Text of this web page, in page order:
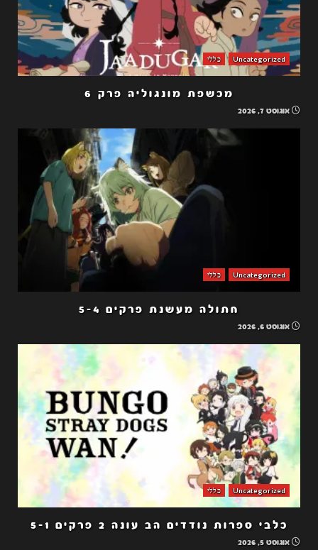
Uncategorized כללי
מכשפת מונגוליה פרק 6
אוגוסט 7, 2026
Uncategorized כללי
חתולה מעשנת פרקים 5-4
אוגוסט 6, 2026
Uncategorized כללי
כלבי ספרות נודדים הב עונה 2 פרקים 5-1
אוגוסט 5, 2026